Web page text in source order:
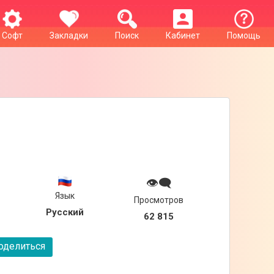
Помощь
Кабинет
Поиск
Закладки
Софт
Язык
Русский
👁‍🗨
Просмотров
62 815